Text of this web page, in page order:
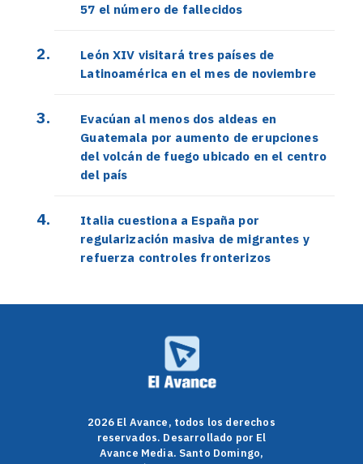
57 el número de fallecidos
León XIV visitará tres países de
Latinoamérica en el mes de noviembre
Evacúan al menos dos aldeas en
Guatemala por aumento de erupciones
del volcán de fuego ubicado en el centro
del país
Italia cuestiona a España por
regularización masiva de migrantes y
refuerza controles fronterizos
2026 El Avance, todos los derechos
reservados. Desarrollado por El
Avance Media. Santo Domingo,